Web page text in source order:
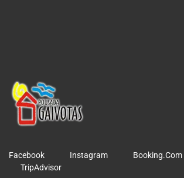
Facebook Instagram
Booking.Com
TripAdvisor